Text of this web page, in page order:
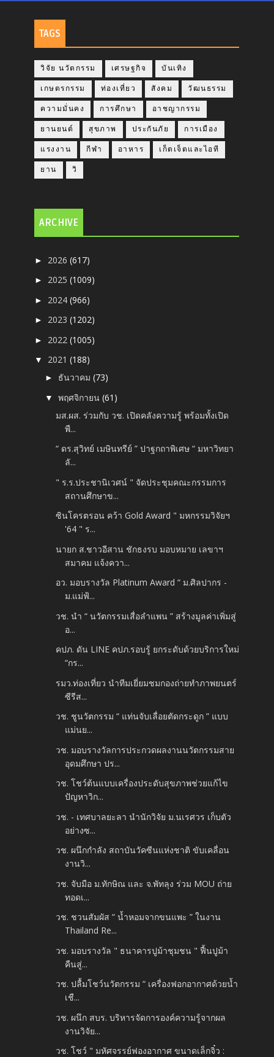
TAGS
วิจัย นวัตกรรม เศรษฐกิจ บันเทิง
เกษตรกรรม ท่องเที่ยว สังคม วัฒนธรรม
ความมั่นคง การศึกษา อาชญากรรม
ยานยนต์ สุขภาพ ประกันภัย การเมือง
แรงงาน กีฬา อาหาร เก็ตเจ็ตและไอที
ยาน วิ
ARCHIVE
► 2026(617)
► 2025(1009)
► 2024(966)
► 2023(1202)
► 2022(1005)
▼ 2021(188)
► ธันวาคม(73)
▼พฤศจิกายน(61)
มส.ผส. ร่วมกับ วช. เปิดคลังความรู้ พร้อมทั้งเปิด
พื...
“ ดร.สุวิทย์ เมษินทรีย์ ” ปาฐกถาพิเศษ “ มหาวิทยา
ลั...
" ร.ร.ประชานิเวศน์ " จัดประชุมคณะกรรมการ
สถานศึกษาข...
ซินโครตรอน คว้า Gold Award " มหกรรมวิจัยฯ
'64 " ร...
นายก ส.ชาวอีสาน ชักธงรบ มอบหมาย เลขาฯ
สมาคม แจ้งควา...
อว. มอบรางวัล Platinum Award “ ม.ศิลปากร -
ม.แม่ฟ้...
วช. นำ “ นวัตกรรมเสื่อลำแพน ” สร้างมูลค่าเพิ่มสู่
อ...
คปภ. ดัน LINE คปภ.รอบรู้ ยกระดับด้วยบริการใหม่
“กร...
รมว.ท่องเที่ยว นำทีมเยี่ยมชมกองถ่ายทำภาพยนตร์
ซีรีส...
วช. ชูนวัตกรรม “ แท่นจับเลื่อยตัดกระดูก ” แบบ
แม่นย...
วช. มอบรางวัลการประกวดผลงานนวัตกรรมสาย
อุดมศึกษา ปร...
วช. โชว์ต้นแบบเครื่องประดับสุขภาพช่วยแก้ไข
ปัญหาวิก...
วช. - เทศบาลยะลา นำนักวิจัย ม.นเรศวร เก็บตัว
อย่างซ...
วช. ผนึกกำลัง สถาบันวัคซีนแห่งชาติ ขับเคลื่อน
งานวิ...
วช. จับมือ ม.ทักษิณ และ จ.พัทลุง ร่วม MOU ถ่าย
ทอดเ...
วช. ชวนสัมผัส “ น้ำหอมจากขนแพะ ” ในงาน
Thailand Re...
วช. มอบรางวัล " ธนาคารปูม้าชุมชน " ฟื้นปูม้า
คืนสู่...
วช. ปลื้มโชว์นวัตกรรม “ เครื่องฟอกอากาศด้วยน้ำ
เชื...
วช. ผนึก สบร. บริหารจัดการองค์ความรู้จากผล
งานวิจัย...
วช. โชว์ " มหัศจรรย์ฟองอากาศ ขนาดเล็กจิ๋ว :